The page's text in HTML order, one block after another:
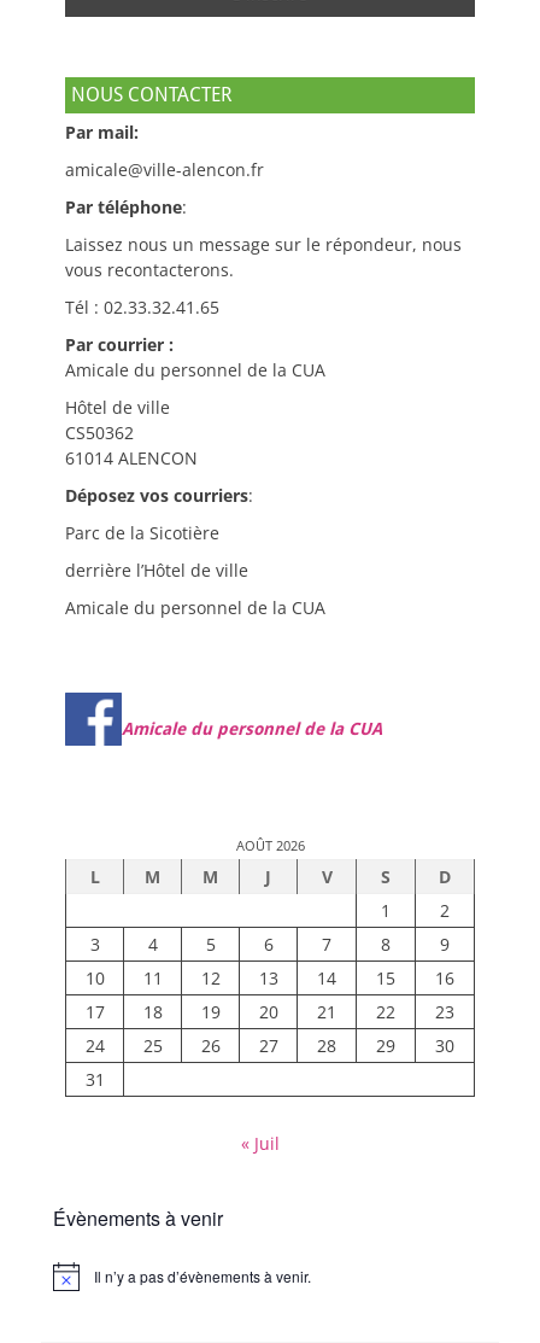
NOUS CONTACTER
Par mail:
amicale@ville-alencon.fr
Par téléphone:
Laissez nous un message sur le répondeur, nous
vous recontacterons.
Tél : 02.33.32.41.65
Par courrier :
Amicale du personnel de la CUA
Hôtel de ville
CS50362
61014 ALENCON
Déposez vos courriers:
Parc de la Sicotière
derrière l’Hôtel de ville
Amicale du personnel de la CUA
Amicale du personnel de la CUA
AOÛT 2026
L M M J V S
D
1
2
3
4 5 6 7 8
9
10
11 12 13 14 15
16
17
18 19 20 21 22
23
24
25 26 27 28 29
30
31
« Juil
Évènements à venir
Notice Il n’y a pas d’évènements à venir.